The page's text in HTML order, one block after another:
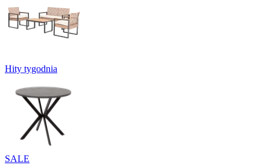
Hity tygodnia
SALE